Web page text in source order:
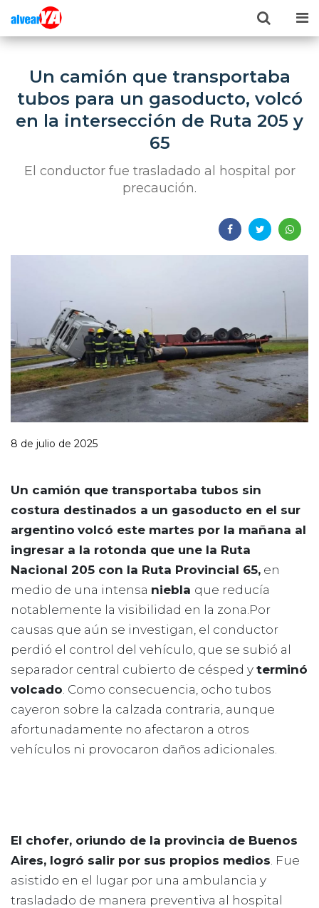
Un camión que transportaba
tubos para un gasoducto, volcó
en la intersección de Ruta 205 y
65
El conductor fue trasladado al hospital por
precaución.
8 de julio de 2025
Un camión que transportaba tubos sin
costura destinados a un gasoducto en el sur
argentino volcó este martes por la mañana al
ingresar a la rotonda que une la Ruta
Nacional 205 con la Ruta Provincial 65, en
medio de una intensa niebla que reducía
notablemente la visibilidad en la zona.Por
causas que aún se investigan, el conductor
perdió el control del vehículo, que se subió al
separador central cubierto de césped y terminó
volcado. Como consecuencia, ocho tubos
cayeron sobre la calzada contraria, aunque
afortunadamente no afectaron a otros
vehículos ni provocaron daños adicionales.
El chofer, oriundo de la provincia de Buenos
Aires, logró salir por sus propios medios. Fue
asistido en el lugar por una ambulancia y
trasladado de manera preventiva al hospital